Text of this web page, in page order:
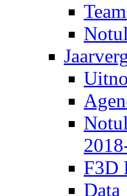
F3D
Data